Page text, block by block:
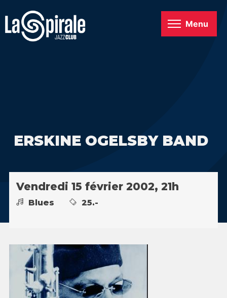
Menu
ERSKINE OGELSBY BAND
Vendredi 15 février 2002, 21h
Blues 25.-